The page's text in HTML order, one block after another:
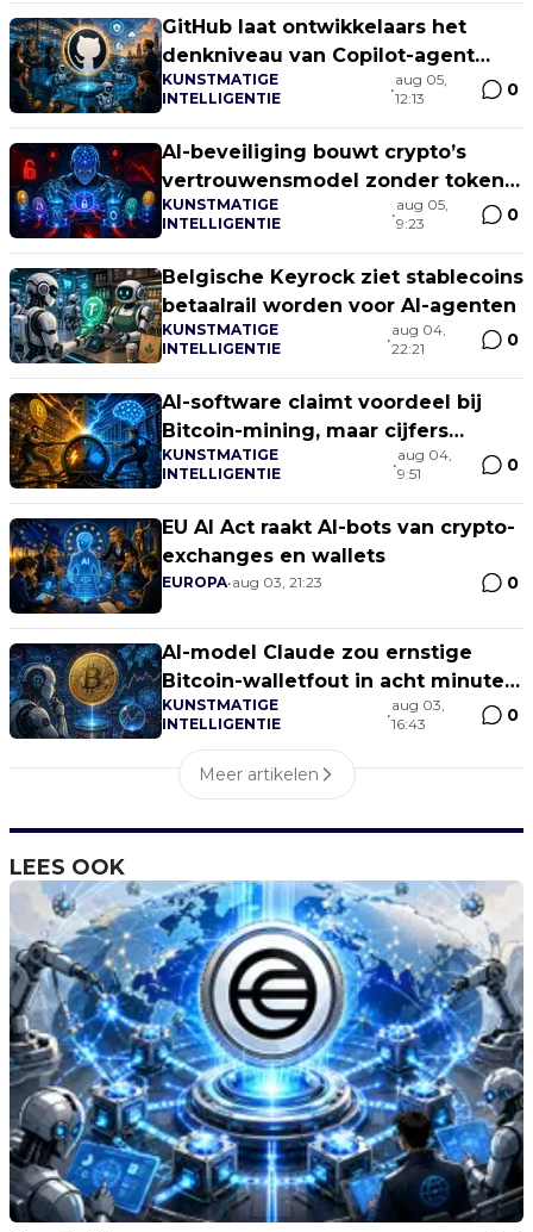
GitHub laat ontwikkelaars het
denkniveau van Copilot-agent
sturen
KUNSTMATIGE
INTELLIGENTIE
•
aug 05,
12:13
0
AI-beveiliging bouwt crypto’s
vertrouwensmodel zonder token
of blockchain
KUNSTMATIGE
INTELLIGENTIE
•
aug 05,
9:23
0
Belgische Keyrock ziet stablecoins
betaalrail worden voor AI-agenten
KUNSTMATIGE
INTELLIGENTIE
•
aug 04,
22:21
0
AI-software claimt voordeel bij
Bitcoin-mining, maar cijfers
ontbreken
KUNSTMATIGE
INTELLIGENTIE
•
aug 04,
9:51
0
EU AI Act raakt AI-bots van crypto-
exchanges en wallets
EUROPA•aug 03, 21:23 0
AI-model Claude zou ernstige
Bitcoin-walletfout in acht minuten
hebben gevonden
KUNSTMATIGE
INTELLIGENTIE
•
aug 03,
16:43
0
Meer artikelen
LEES OOK